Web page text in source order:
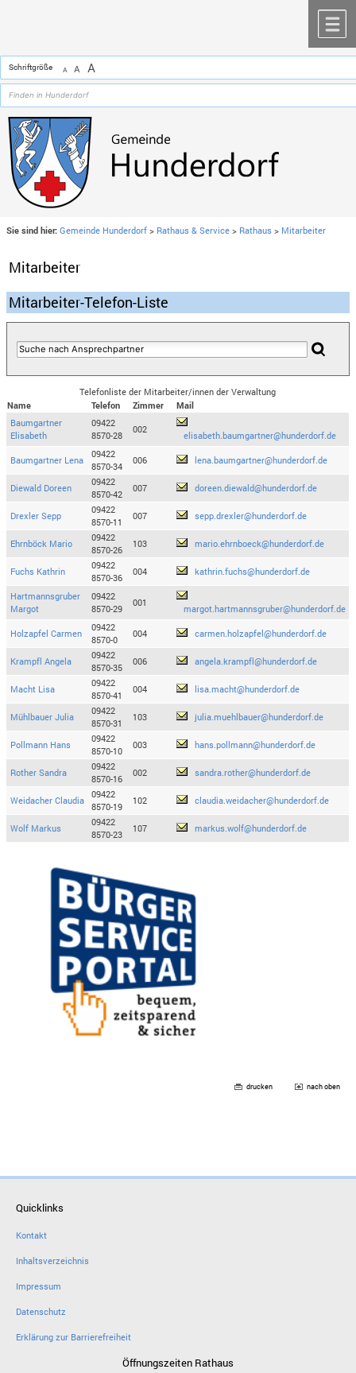
Schriftgröße A A A
Sie sind hier: Gemeinde Hunderdorf > Rathaus & Service > Rathaus > Mitarbeiter
Mitarbeiter
Mitarbeiter-Telefon-Liste
Telefonliste der Mitarbeiter/innen der Verwaltung
Name
Telefon Zimmer
Mail
Baumgartner
Elisabeth
09422
8570-28
002
elisabeth.baumgartner@hunderdorf.de
Baumgartner Lena
09422
8570-34
006 lena.baumgartner@hunderdorf.de
Diewald Doreen
09422
8570-42
007 doreen.diewald@hunderdorf.de
Drexler Sepp
09422
8570-11
007 sepp.drexler@hunderdorf.de
Ehrnböck Mario
09422
8570-26
103 mario.ehrnboeck@hunderdorf.de
Fuchs Kathrin
09422
8570-36
004 kathrin.fuchs@hunderdorf.de
Hartmannsgruber
Margot
09422
8570-29
001
margot.hartmannsgruber@hunderdorf.de
Holzapfel Carmen
09422
8570-0
004 carmen.holzapfel@hunderdorf.de
Krampfl Angela
09422
8570-35
006 angela.krampfl@hunderdorf.de
Macht Lisa
09422
8570-41
004 lisa.macht@hunderdorf.de
Mühlbauer Julia
09422
8570-31
103 julia.muehlbauer@hunderdorf.de
Pollmann Hans
09422
8570-10
003 hans.pollmann@hunderdorf.de
Rother Sandra
09422
8570-16
002 sandra.rother@hunderdorf.de
Weidacher Claudia
09422
8570-19
102 claudia.weidacher@hunderdorf.de
Wolf Markus
09422
8570-23
107 markus.wolf@hunderdorf.de
drucken nach oben
Quicklinks
Kontakt
Inhaltsverzeichnis
Impressum
Datenschutz
Erklärung zur Barrierefreiheit
Öffnungszeiten Rathaus